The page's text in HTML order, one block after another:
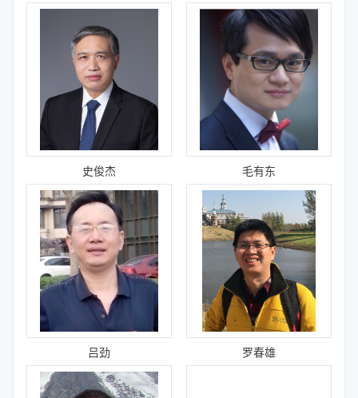
史俊杰 毛有东
吕劲 罗春雄